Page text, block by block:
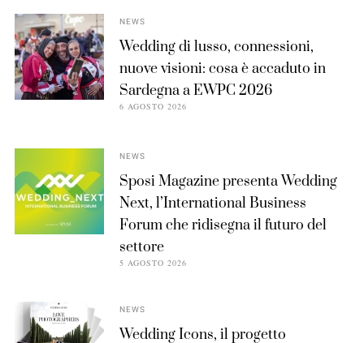
NEWS
Wedding di lusso, connessioni,
nuove visioni: cosa è accaduto in
Sardegna a EWPC 2026
6 AGOSTO 2026
NEWS
Sposi Magazine presenta Wedding
Next, l’International Business
Forum che ridisegna il futuro del
settore
5 AGOSTO 2026
NEWS
Wedding Icons, il progetto